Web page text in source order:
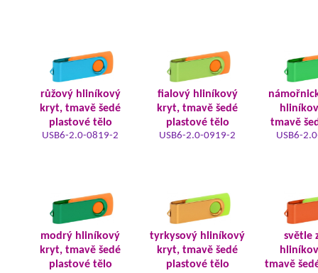
růžový hliníkový
kryt, tmavě šedé
plastové tělo
USB6-2.0-0819-2
fialový hliníkový
kryt, tmavě šedé
plastové tělo
USB6-2.0-0919-2
tmavě
USB6-
modrý hliníkový
kryt, tmavě šedé
plastové tělo
tyrkysový hliníkový
kryt, tmavě šedé
plastové tělo
světle
tmavě